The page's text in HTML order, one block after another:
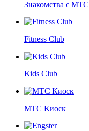
Знакомства с МТС
Fitness Club
Kids Club
МТС Киоск